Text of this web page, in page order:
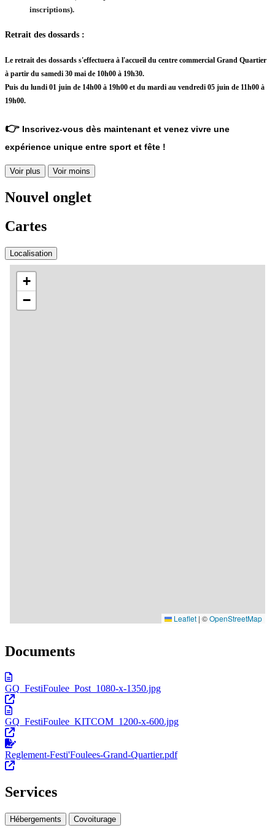
inscriptions).
Retrait des dossards :
Le retrait des dossards s'effectuera à l'accueil du centre commercial Grand Quartier
à partir du samedi 30 mai de 10h00 à 19h30.
Puis du lundi 01 juin de 14h00 à 19h00 et du mardi au vendredi 05 juin de 11h00 à
19h00.
👉 Inscrivez-vous dès maintenant et venez vivre une
expérience unique entre sport et fête !
Voir plus Voir moins
Nouvel onglet
Cartes
Localisation
Documents
GQ_FestiFoulee_Post_1080-x-1350.jpg
GQ_FestiFoulee_KITCOM_1200-x-600.jpg
Reglement-Festi'Foulees-Grand-Quartier.pdf
Services
Hébergements Covoiturage